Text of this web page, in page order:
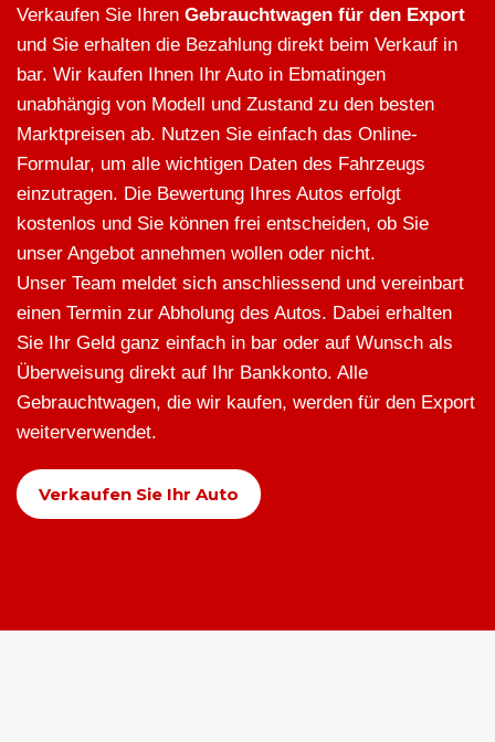
Verkaufen Sie Ihren Gebrauchtwagen für den Export
und Sie erhalten die Bezahlung direkt beim Verkauf in
bar. Wir kaufen Ihnen Ihr Auto in Ebmatingen
unabhängig von Modell und Zustand zu den besten
Marktpreisen ab. Nutzen Sie einfach das Online-
Formular, um alle wichtigen Daten des Fahrzeugs
einzutragen. Die Bewertung Ihres Autos erfolgt
kostenlos und Sie können frei entscheiden, ob Sie
unser Angebot annehmen wollen oder nicht.
Unser Team meldet sich anschliessend und vereinbart
einen Termin zur Abholung des Autos. Dabei erhalten
Sie Ihr Geld ganz einfach in bar oder auf Wunsch als
Überweisung direkt auf Ihr Bankkonto. Alle
Gebrauchtwagen, die wir kaufen, werden für den Export
weiterverwendet.
Verkaufen Sie Ihr Auto